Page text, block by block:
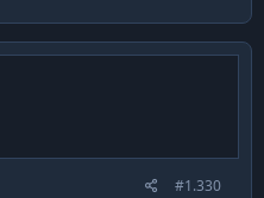
#1.330